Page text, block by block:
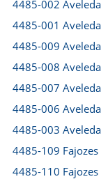
4485-002 Aveleda
4485-001 Aveleda
4485-009 Aveleda
4485-008 Aveleda
4485-007 Aveleda
4485-006 Aveleda
4485-003 Aveleda
4485-109 Fajozes
4485-110 Fajozes